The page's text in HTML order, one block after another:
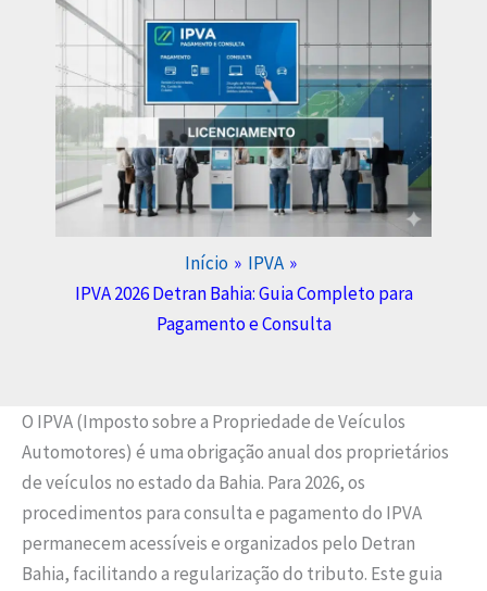
Início
IPVA
IPVA 2026 Detran Bahia: Guia Completo para
Pagamento e Consulta
O IPVA (Imposto sobre a Propriedade de Veículos
Automotores) é uma obrigação anual dos proprietários
de veículos no estado da Bahia. Para 2026, os
procedimentos para consulta e pagamento do IPVA
permanecem acessíveis e organizados pelo Detran
Bahia, facilitando a regularização do tributo. Este guia